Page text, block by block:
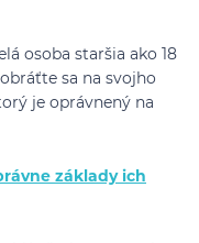
osoba staršia ako 18
sa na svojho
je oprávnený na
základy ich